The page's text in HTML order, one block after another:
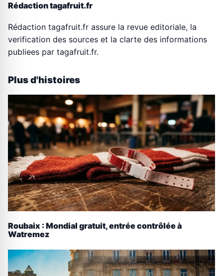
Rédaction tagafruit.fr
Rédaction tagafruit.fr assure la revue editoriale, la
verification des sources et la clarte des informations
publiees par tagafruit.fr.
Plus d'histoires
Roubaix : Mondial gratuit, entrée contrôlée à
Watremez